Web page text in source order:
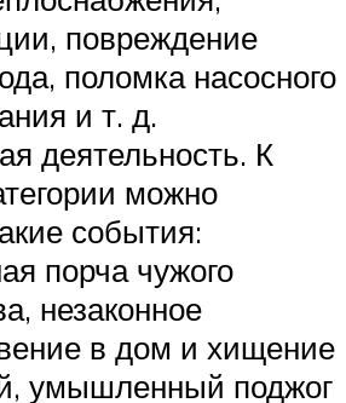
повреждение
поломка насосного
и т. д.
деятельность. К
можно
события:
порча чужого
незаконное
в дом и хищение
умышленный поджог